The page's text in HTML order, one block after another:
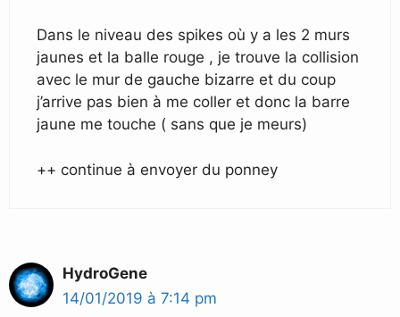
Dans le niveau des spikes où y a les 2 murs
jaunes et la balle rouge , je trouve la collision
avec le mur de gauche bizarre et du coup
j’arrive pas bien à me coller et donc la barre
jaune me touche ( sans que je meurs)
++ continue à envoyer du ponney
HydroGene
14/01/2019 à 7:14 pm